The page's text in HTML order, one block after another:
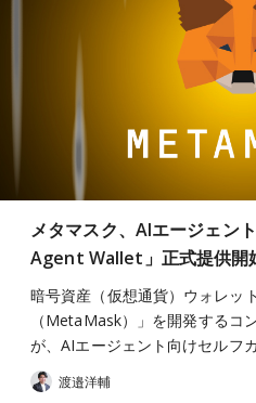
メタマスク、AIエージェン
Agent Wallet」正式提供開
暗号資産（仮想通貨）ウォレッ
（MetaMask）」を開発するコ
が、AIエージェント向けセルフ
渡邉洋輔